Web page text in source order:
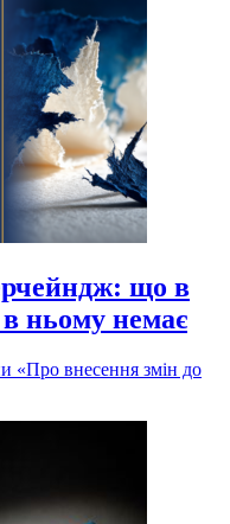
що в
ньому немає
«Про внесення змін до